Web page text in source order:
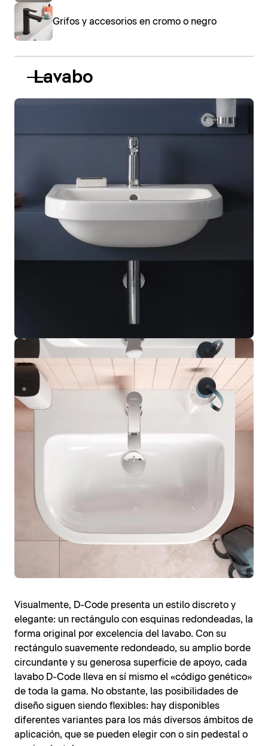
Grifos y accesorios en cromo o negro
Lavabo
Visualmente, D-Code presenta un estilo discreto y
elegante: un rectángulo con esquinas redondeadas, la
forma original por excelencia del lavabo. Con su
rectángulo suavemente redondeado, su amplio borde
circundante y su generosa superficie de apoyo, cada
lavabo D-Code lleva en sí mismo el «código genético»
de toda la gama. No obstante, las posibilidades de
diseño siguen siendo flexibles: hay disponibles
diferentes variantes para los más diversos ámbitos de
aplicación, que se pueden elegir con o sin pedestal o